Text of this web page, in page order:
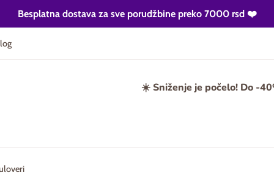
Besplatna dostava za sve porudžbine preko 7000 rsd ❤️
☀️ Sniženje je počelo! Do -